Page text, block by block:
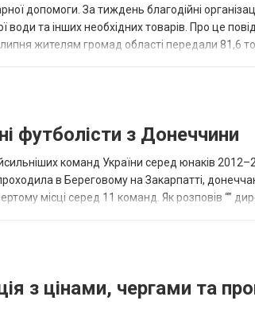
допомоги. За тиждень благодійні
води та інших необхідних товарів. Про це
жителям громад області передали 81,6
футболісти з Донеччини
команд України серед юнаків
в Береговому на Закарпатті,
місці серед 11 команд. Як розповів “”
з цінами, чергами та